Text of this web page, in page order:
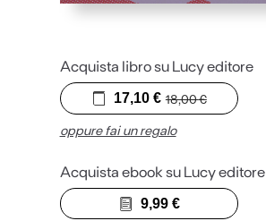
Acquista libro su Lucy editore
18,00€
17,10 €
oppure fai un regalo
Acquista ebook su Lucy editore
9,99 €